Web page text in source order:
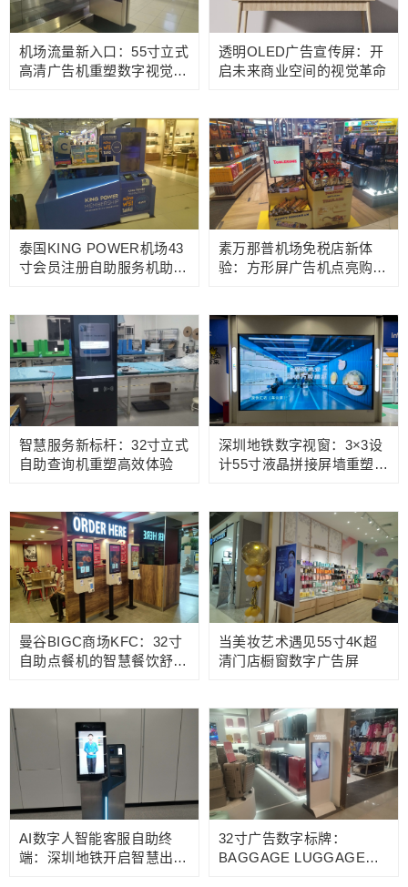
机场流量新入口：55寸立式
高清广告机重塑数字视觉中
透明OLED广告宣传屏：开
启未来商业空间的视觉革命
泰国KING POWER机场43
寸会员注册自助服务机助力
素万那普机场免税店新体
验：方形屏广告机点亮购物
智慧服务新标杆：32寸立式
自助查询机重塑高效体验
深圳地铁数字视窗：3×3设
计55寸液晶拼接屏墙重塑城
曼谷BIGC商场KFC：32寸
自助点餐机的智慧餐饮舒适
当美妆艺术遇见55寸4K超
清门店橱窗数字广告屏
AI数字人智能客服自助终
端：深圳地铁开启智慧出行
32寸广告数字标牌：
BAGGAGE LUGGAGE旅